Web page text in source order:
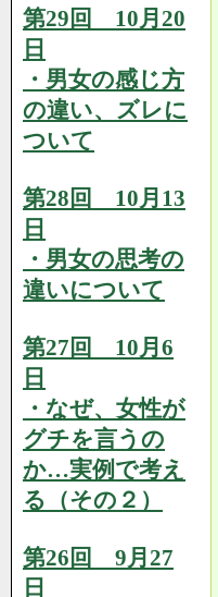
第29回 10月20
日
・男女の感じ方
の違い、ズレに
ついて
第28回 10月13
日
・男女の思考の
違いについて
第27回 10月6
日
・なぜ、女性が
グチを言うの
か…実例で考え
る（その２）
第26回 9月27
日